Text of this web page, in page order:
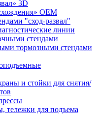
3D
ОЕМ
"сход-развал"
линии
стендами
тормозными стендами
и стойки для снятия/
тележки для подъема